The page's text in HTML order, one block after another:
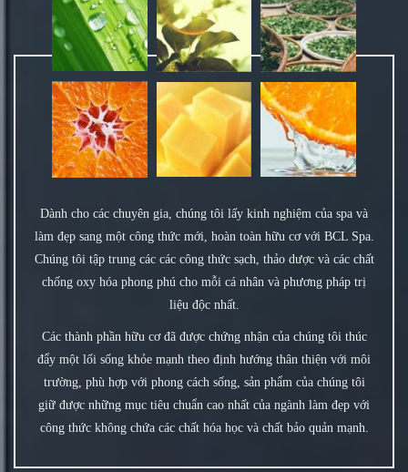
Dành cho các chuyên gia, chúng tôi lấy kinh nghiệm của spa và
làm đẹp sang một công thức mới, hoàn toàn hữu cơ với BCL Spa.
Chúng tôi tập trung các các công thức sạch, thảo dược và các chất
chống oxy hóa phong phú cho mỗi cá nhân và phương pháp trị
liệu độc nhất.
Các thành phần hữu cơ đã được chứng nhận của chúng tôi thúc
đẩy một lối sống khỏe mạnh theo định hướng thân thiện với môi
trường, phù hợp với phong cách sống, sản phẩm của chúng tôi
giữ được những mục tiêu chuẩn cao nhất của ngành làm đẹp với
công thức không chứa các chất hóa học và chất bảo quản mạnh.